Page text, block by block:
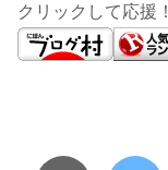
クリックして応援！